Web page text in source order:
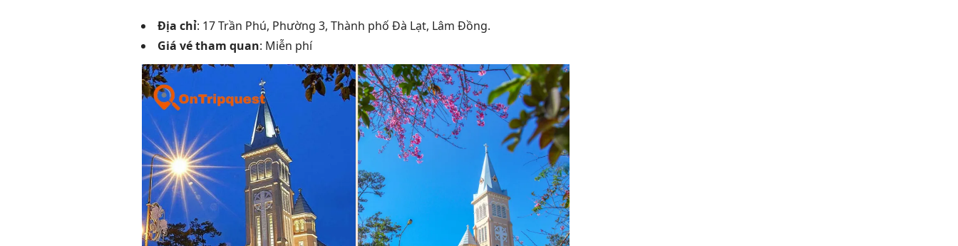
Địa chỉ: 17 Trần Phú, Phường 3, Thành phố Đà Lạt, Lâm Đồng.
Giá vé tham quan: Miễn phí